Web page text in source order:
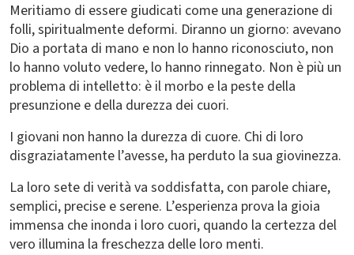
Meritiamo di essere giudicati come una generazione di
folli, spiritualmente deformi. Diranno un giorno: avevano
Dio a portata di mano e non lo hanno riconosciuto, non
lo hanno voluto vedere, lo hanno rinnegato. Non è più un
problema di intelletto: è il morbo e la peste della
presunzione e della durezza dei cuori.
I giovani non hanno la durezza di cuore. Chi di loro
disgraziatamente l’avesse, ha perduto la sua giovinezza.
La loro sete di verità va soddisfatta, con parole chiare,
semplici, precise e serene. L’esperienza prova la gioia
immensa che inonda i loro cuori, quando la certezza del
vero illumina la freschezza delle loro menti.